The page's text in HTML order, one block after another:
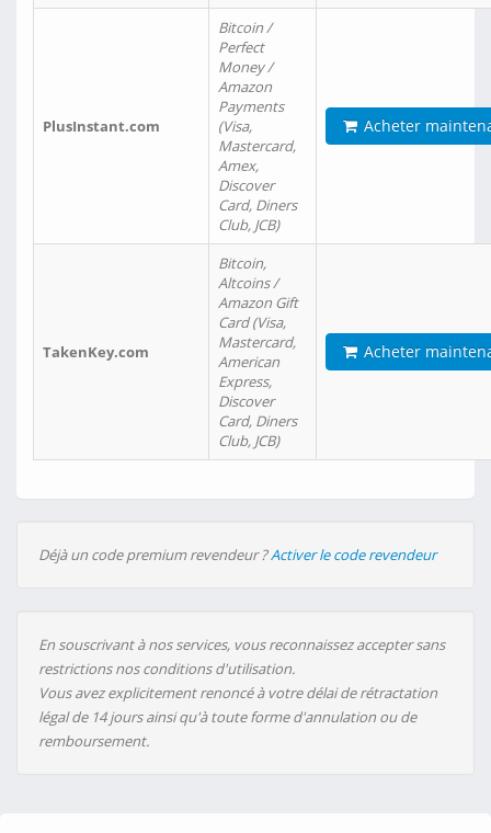
PlusInstant.com
Bitcoin /
Perfect
Money /
Amazon
Payments
(Visa,
Mastercard,
Amex,
Discover
Card, Diners
Club, JCB)
Acheter
TakenKey.com
Bitcoin,
Altcoins /
Amazon Gift
Card (Visa,
Mastercard,
American
Express,
Discover
Card, Diners
Club, JCB)
Acheter
Déjà un code premium revendeur ?Activer le code revendeur
En souscrivant à nos services, vous reconnaissez accepter sans
restrictions nos conditions d'utilisation.
Vous avez explicitement renoncé à votre délai de rétractation
légal de 14 jours ainsi qu'à toute forme d'annulation ou de
remboursement.